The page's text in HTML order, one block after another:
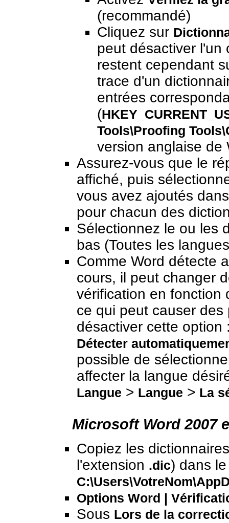
(recommandé)
Cliquez sur
peut désactiver l'un
restent cependant
trace d'un
entrées
(
Tools\Proofing
version anglaise de
Assurez-vous que le
affiché, puis
vous avez ajoutés
pour chacun des
Sélectionnez le ou les
bas (Toutes les
Comme Word détecte
cours, il peut changer
vérification en fonction
ce qui peut causer
désactiver cette
Détecter
possible de
affecter la langue
Langue > Langue > La
Microsoft Word 2007
Copiez les
l'extension .dic) dans
Options Word |
Sous Lors de la